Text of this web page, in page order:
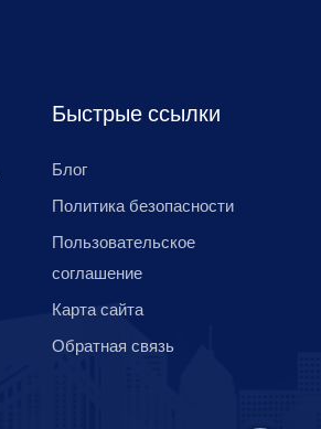
Быстрые ссылки
Блог
Политика безопасности
Пользовательское
соглашение
Карта сайта
Обратная связь